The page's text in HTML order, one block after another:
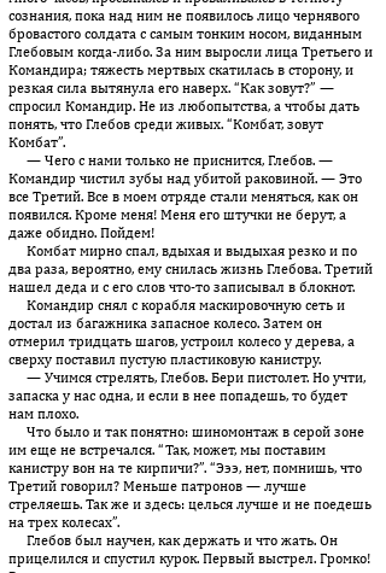
сознания, пока над ним не появилось лицо чернявого
бровастого солдата с самым тонким носом, виданным
Глебовым когда-либо. За ним выросли лица Третьего и
Командира; тяжесть мертвых скатилась в сторону, и
резкая сила вытянула его наверх. “Как зовут?” —
спросил Командир. Не из любопытства, а чтобы дать
понять, что Глебов среди живых. “Комбат, зовут
Комбат”.
— Чего с нами только не приснится, Глебов. —
Командир чистил зубы над убитой раковиной. — Это
все Третий. Все в моем отряде стали меняться, как он
появился. Кроме меня! Меня его штучки не берут, а
даже обидно. Пойдем!
Комбат мирно спал, вдыхая и выдыхая резко и по
два раза, вероятно, ему снилась жизнь Глебова. Третий
нашел деда и с его слов что-то записывал в блокнот.
Командир снял с корабля маскировочную сеть и
достал из ба­гажника запасное колесо. Затем он
отмерил тридцать шагов, устроил колесо у дерева, а
сверху поставил пустую пластиковую канистру.
— Учимся стрелять, Глебов. Бери пистолет. Но учти,
запаска у нас одна, и если в нее попадешь, то будет
нам плохо.
Что было и так понятно: шиномонтаж в серой зоне
им еще не встречался. “Так, может, мы поставим
канистру вон на те кирпичи?”. “Эээ, нет, помнишь, что
Третий говорил? Меньше патронов — лучше
стреляешь. Так же и здесь: целься лучше и не поедешь
на трех колесах”.
Глебов был научен, как держать и что жать. Он
прицелился и спустил курок. Первый выстрел. Громко!